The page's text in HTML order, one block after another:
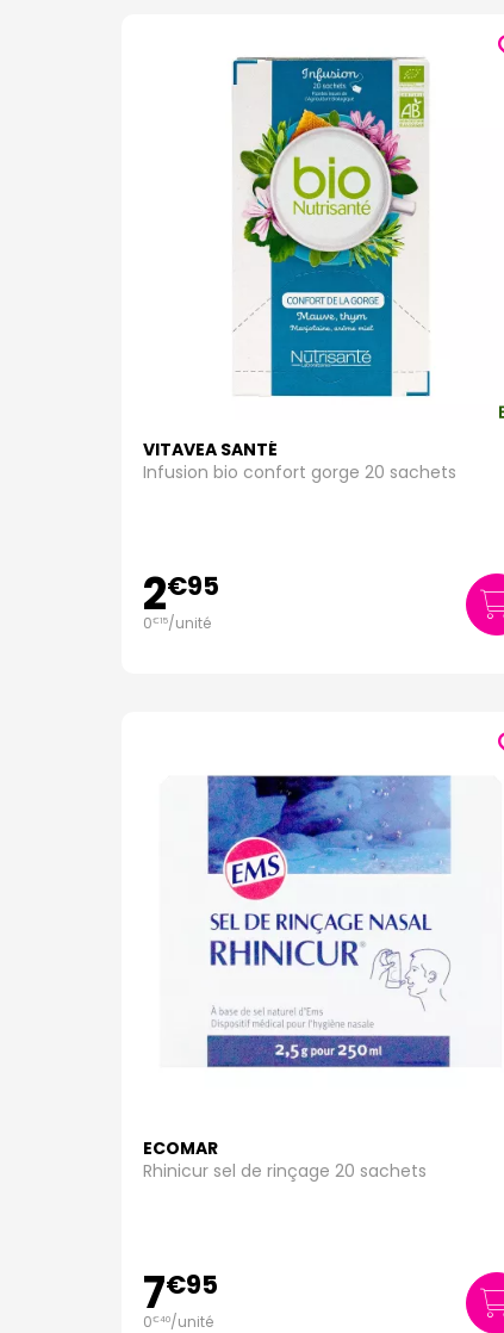
VITAVEA SANTÉ
Infusion bio confort gorge 20 sachets
2€95
0€15/unité
ECOMAR
Rhinicur sel de rinçage 20 sachets
7€95
0€40/unité